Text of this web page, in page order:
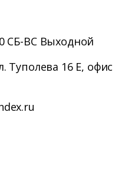
СБ-ВС Выходной
Туполева 16 Е, офис